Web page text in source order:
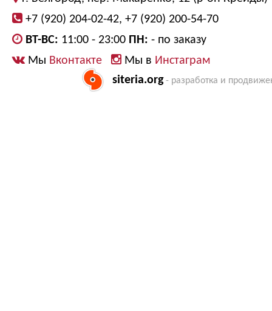
+7 (920) 204-02-42, +7 (920) 200-54-70
ВТ-ВС: 11:00 - 23:00 ПН: - по заказу
Мы Вконтакте Мы в Инстаграм
siteria.org- разработка и